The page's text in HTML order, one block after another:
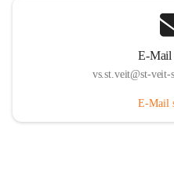
E-Mail
vs.st.veit@st-veit-
E-Mail